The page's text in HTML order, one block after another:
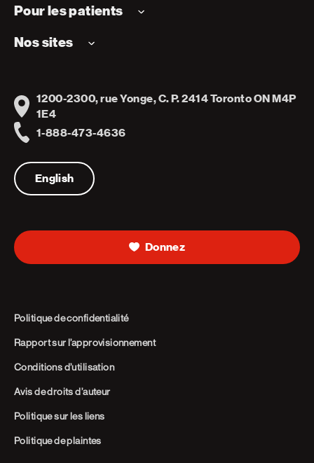
Pour les patients
Nos sites
Address
1200-2300, rue Yonge, C. P. 2414 Toronto ON M4P
1E4
1-888-473-4636
English
Donnez
Politique de confidentialité
Rapport sur l’approvisionnement
Conditions d’utilisation
Avis de droits d’auteur
Politique sur les liens
Politique de plaintes